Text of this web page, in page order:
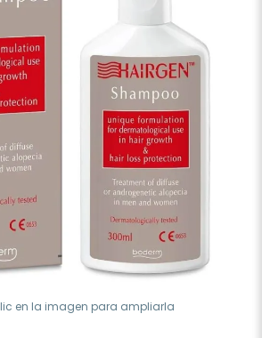
en la imagen para ampliarla